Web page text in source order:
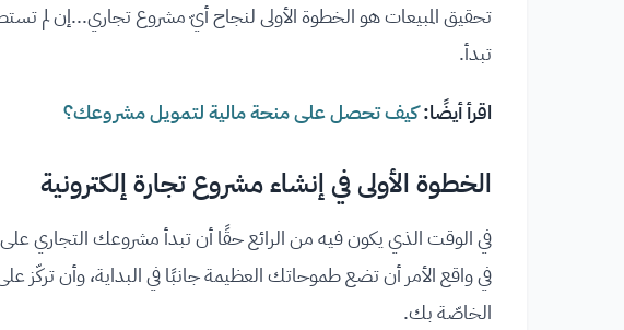
تحقيق المبيعات هو الخطوة الأولى لنجاح أيّ مشروع تجاري...إن لم
تبدأ.
اقرأ أيضًا:كيف تحصل على منحة مالية لتمويل مشروعك؟
الخطوة الأولى في إنشاء مشروع تجارة إلكترونية
في الوقت الذي يكون فيه من الرائع حقًا أن تبدأ مشروعك التجاري على
في واقع الأمر أن تضع طموحاتك العظيمة جانبًا في البداية، وأن تركّز
الخاصّة بك.